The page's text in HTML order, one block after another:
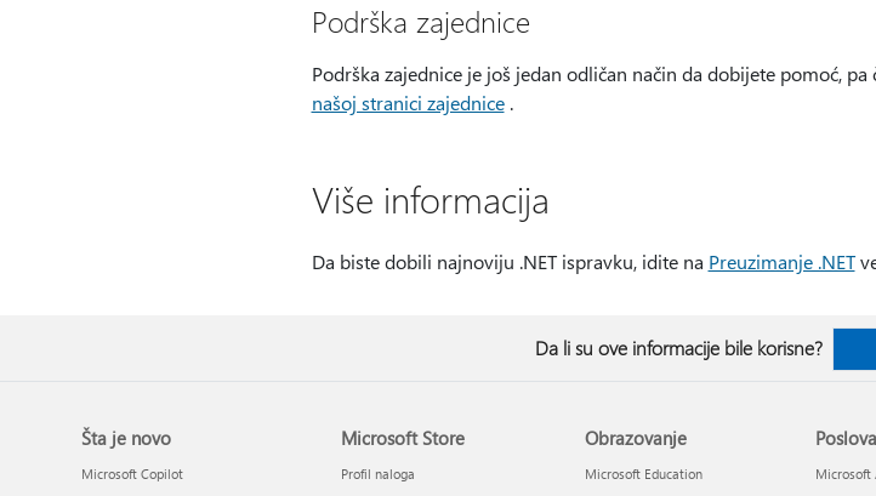
Podrška zajednice
Podrška zajednice je još jedan odličan način da dobijete pomoć,
našoj stranici zajednice.
Više informacija
Da biste dobili najnoviju .NET ispravku, idite na Preuzimanje .NET
Da li su ove informacije bile korisne?
Šta je novo
Microsoft Copilot
Microsoft Store
Profil naloga
Obrazovanje
Microsoft Education Microsoft